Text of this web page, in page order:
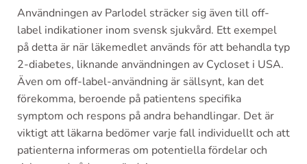
Användningen av Parlodel sträcker sig även till off-
label indikationer inom svensk sjukvård. Ett exempel
på detta är när läkemedlet används för att behandla typ
2-diabetes, liknande användningen av Cycloset i USA.
Även om off-label-användning är sällsynt, kan det
förekomma, beroende på patientens specifika
symptom och respons på andra behandlingar. Det är
viktigt att läkarna bedömer varje fall individuellt och att
patienterna informeras om potentiella fördelar och